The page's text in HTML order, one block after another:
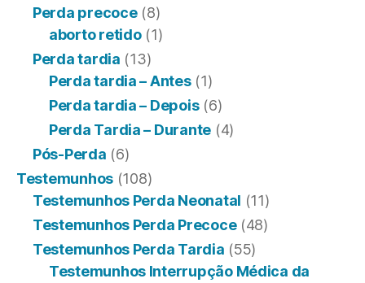
Perda precoce(8)
aborto retido(1)
Perda tardia (13)
Perda tardia – Antes(1)
Perda tardia – Depois(6)
Perda Tardia – Durante (4)
Pós-Perda (6)
Testemunhos (108)
Testemunhos Perda Neonatal (11)
Testemunhos Perda Precoce(48)
Testemunhos Perda Tardia (55)
Testemunhos Interrupção Médica da